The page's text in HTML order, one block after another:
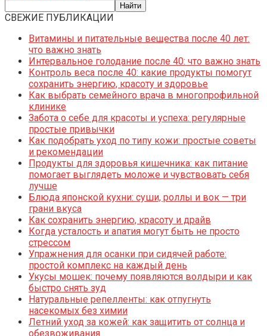
СВЕЖИЕ ПУБЛИКАЦИИ
Витамины и питательные вещества после 40 лет:
что важно знать
Интервальное голодание после 40: что важно знать
Контроль веса после 40: какие продукты помогут
сохранить энергию, красоту и здоровье
Как выбрать семейного врача в многопрофильной
клинике
Забота о себе для красоты и успеха: регулярные
простые привычки
Как подобрать уход по типу кожи: простые советы
и рекомендации
Продукты для здоровья кишечника: как питание
помогает выглядеть моложе и чувствовать себя
лучше
Блюда японской кухни: суши, роллы и вок — три
грани вкуса
Как сохранить энергию, красоту и драйв
Когда усталость и апатия могут быть не просто
стрессом
Упражнения для осанки при сидячей работе:
простой комплекс на каждый день
Укусы мошек: почему появляются волдыри и как
быстро снять зуд
Натуральные репелленты: как отпугнуть
насекомых без химии
Летний уход за кожей: как защитить от солнца и
обезвоживания